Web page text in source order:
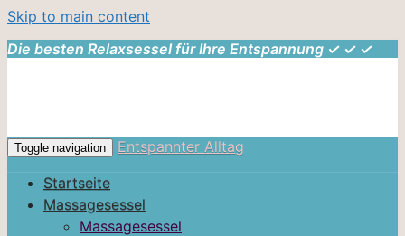
Skip to main content
Die besten Relaxsessel für Ihre Entspannung ✓ ✓ ✓
Toggle navigation
Entspannter Alltag
Startseite
Massagesessel
Massagesessel